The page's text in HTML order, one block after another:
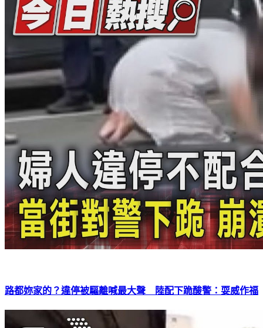
路都妳家的？違停被驅離喊最大聲 陸配下跪酸警：耍威作福